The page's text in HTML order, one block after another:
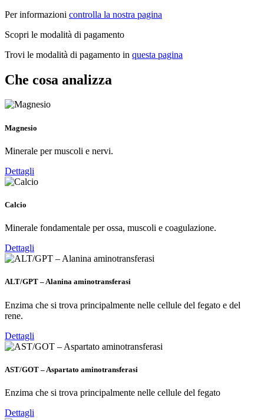
Per informazioni controlla la nostra pagina
Scopri le modalità di pagamento
Trovi le modalità di pagamento in questa pagina
Che cosa analizza
Magnesio
Minerale per muscoli e nervi.
Dettagli
Calcio
Minerale fondamentale per ossa, muscoli e coagulazione.
Dettagli
ALT/GPT – Alanina aminotransferasi
Enzima che si trova principalmente nelle cellule del fegato e del
rene.
Dettagli
AST/GOT – Aspartato aminotransferasi
Enzima che si trova principalmente nelle cellule del fegato
Dettagli